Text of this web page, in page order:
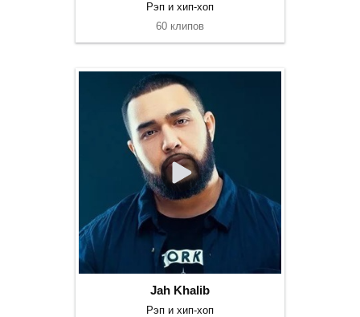
Рэп и хип-хоп
60 клипов
Jah Khalib
Рэп и хип-хоп